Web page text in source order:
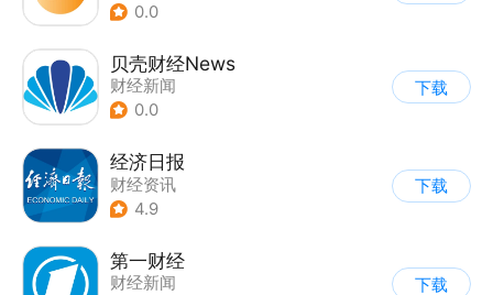
0.0
贝壳财经News
财经新闻
0.0
下载
经济日报
财经资讯
4.9
下载
第一财经
财经新闻
下载